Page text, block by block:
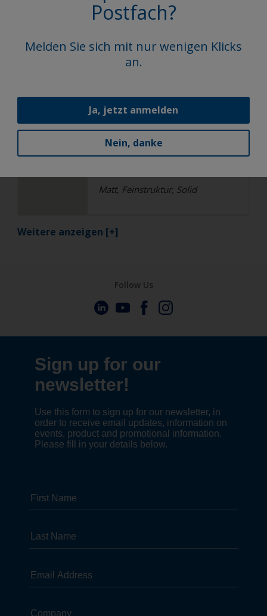
1A303I
Hochwetterfeste TGIC freie
Polyester
RAL 9010
Matt, Feinstruktur, Solid
Weitere anzeigen [+]
Postfach?
Melden Sie sich mit nur wenigen Klicks
an.
Ja, jetzt anmelden
Nein, danke
Follow Us